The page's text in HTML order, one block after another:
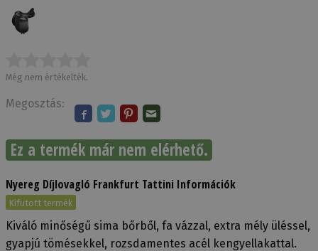
Még nem értékelték.
Megosztás:
Ez a termék már nem elérhető.
Nyereg Díjlovagló Frankfurt Tattini Információk
Kifutott termék
Kiváló minőségű sima bőrből, fa vázzal, extra mély üléssel,
gyapjú tömésekkel, rozsdamentes acél kengyellakattal.